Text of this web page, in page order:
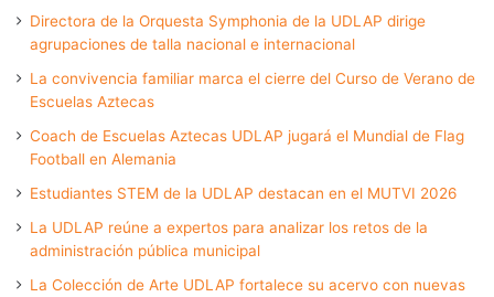
Directora de la Orquesta Symphonia de la UDLAP dirige
agrupaciones de talla nacional e internacional
La convivencia familiar marca el cierre del Curso de Verano de
Escuelas Aztecas
Coach de Escuelas Aztecas UDLAP jugará el Mundial de Flag
Football en Alemania
Estudiantes STEM de la UDLAP destacan en el MUTVI 2026
La UDLAP reúne a expertos para analizar los retos de la
administración pública municipal
La Colección de Arte UDLAP fortalece su acervo con nuevas